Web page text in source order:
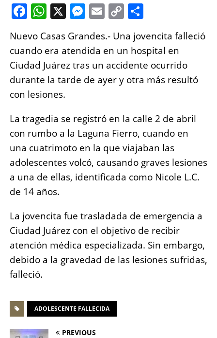
F
c
e
b
o
o
k
W
at
s
A
p
p
X M
e
ss
e
n
g
E
ai
l
C
p
y
Li
n
a
re
Nuevo Casas Grandes.- Una jovencita falleció
cuando era atendida en un hospital en
Ciudad Juárez tras un accidente ocurrido
durante la tarde de ayer y otra más resultó
con lesiones.
La tragedia se registró en la calle 2 de abril
con rumbo a la Laguna Fierro, cuando en
una cuatrimoto en la que viajaban las
adolescentes volcó, causando graves lesiones
a una de ellas, identificada como Nicole L.C.
de 14 años.
La jovencita fue trasladada de emergencia a
Ciudad Juárez con el objetivo de recibir
atención médica especializada. Sin embargo,
debido a la gravedad de las lesiones sufridas,
falleció.
ADOLESCENTE FALLECIDA
PREVIOUS